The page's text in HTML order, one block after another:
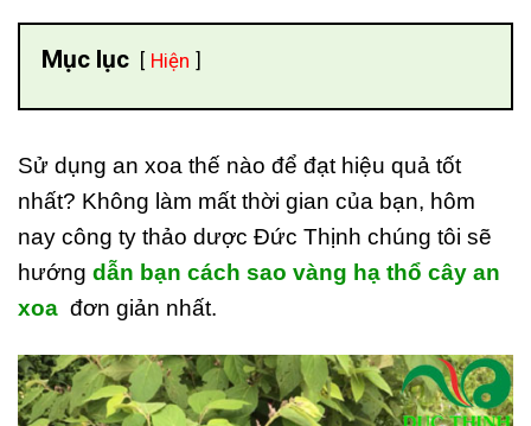
Mục lục Hiện
Sử dụng an xoa thế nào để đạt hiệu quả tốt
nhất? Không làm mất thời gian của bạn, hôm
nay công ty thảo dược Đức Thịnh chúng tôi sẽ
hướng dẫn bạn cách sao vàng hạ thổ cây an
xoa đơn giản nhất.